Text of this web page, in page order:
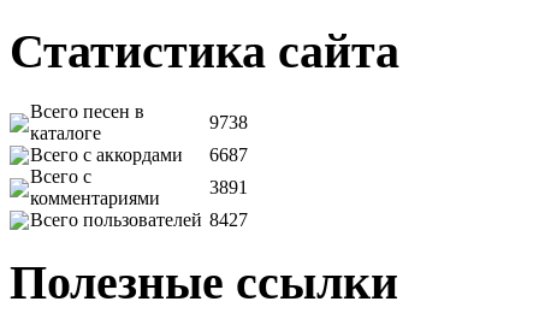
Статистика сайта
Всего песен в
каталоге
9738
Всего с аккордами
6687
Всего с
комментариями
3891
Всего пользователей 8427
Полезные ссылки